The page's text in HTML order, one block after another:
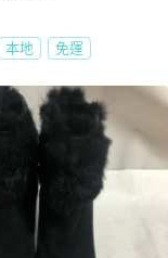
本地 免運